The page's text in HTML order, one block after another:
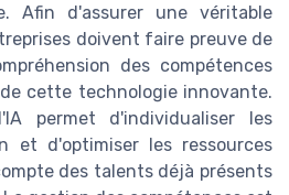
Afin d'assurer une véritable
doivent faire preuve de
des compétences
cette technologie innovante.
permet d'individualiser les
et d'optimiser les ressources
des talents déjà présents